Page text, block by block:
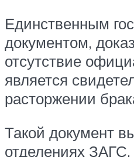
Единственным
документом,
отсутствие
является
расторжении
Такой документ
отделениях